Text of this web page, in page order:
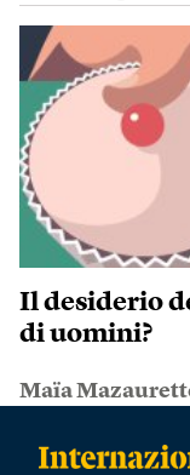
Il desiderio
di uomini?
Maïa